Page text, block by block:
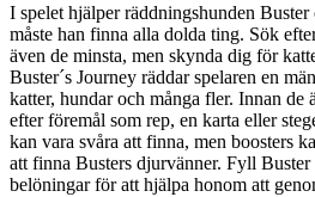
I spelet hjälper räddningshunden
måste han finna alla dolda ting. Sök
även de minsta, men skynda dig för
Buster´s Journey räddar spelaren en
katter, hundar och många fler. Innan de
efter föremål som rep, en karta eller
kan vara svåra att finna, men boosters
att finna Busters djurvänner. Fyll
belöningar för att hjälpa honom att